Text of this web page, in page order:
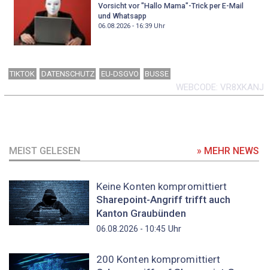
Vorsicht vor "Hallo Mama"-Trick per E-Mail
und Whatsapp
06.08.2026 - 16:39Uhr
TIKTOK DATENSCHUTZ EU-DSGVO BUSSE
WEBCODE VR8XKANJ
MEIST GELESEN » MEHR NEWS
Keine Konten kompromittiert
Sharepoint-Angriff trifft auch
Kanton Graubünden
06.08.2026 - 10:45 Uhr
200 Konten kompromittiert